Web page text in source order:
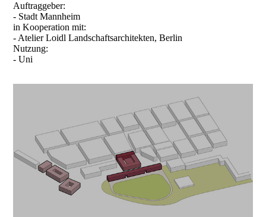
Auftraggeber:
- Stadt Mannheim
in Kooperation mit:
- Atelier Loidl Landschaftsarchitekten, Berlin
Nutzung:
- Uni